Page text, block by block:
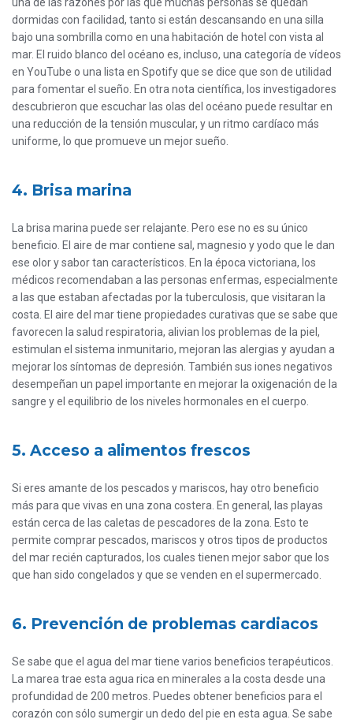
una de las razones por las que muchas personas se quedan
dormidas con facilidad, tanto si están descansando en una silla
bajo una sombrilla como en una habitación de hotel con vista al
mar. El ruido blanco del océano es, incluso, una categoría de vídeos
en YouTube o una lista en Spotify que se dice que son de utilidad
para fomentar el sueño. En otra nota científica, los investigadores
descubrieron que escuchar las olas del océano puede resultar en
una reducción de la tensión muscular, y un ritmo cardíaco más
uniforme, lo que promueve un mejor sueño.
4. Brisa marina
La brisa marina puede ser relajante. Pero ese no es su único
beneficio. El aire de mar contiene sal, magnesio y yodo que le dan
ese olor y sabor tan característicos. En la época victoriana, los
médicos recomendaban a las personas enfermas, especialmente
a las que estaban afectadas por la tuberculosis, que visitaran la
costa. El aire del mar tiene propiedades curativas que se sabe que
favorecen la salud respiratoria, alivian los problemas de la piel,
estimulan el sistema inmunitario, mejoran las alergias y ayudan a
mejorar los síntomas de depresión. También sus iones negativos
desempeñan un papel importante en mejorar la oxigenación de la
sangre y el equilibrio de los niveles hormonales en el cuerpo.
5. Acceso a alimentos frescos
Si eres amante de los pescados y mariscos, hay otro beneficio
más para que vivas en una zona costera. En general, las playas
están cerca de las caletas de pescadores de la zona. Esto te
permite comprar pescados, mariscos y otros tipos de productos
del mar recién capturados, los cuales tienen mejor sabor que los
que han sido congelados y que se venden en el supermercado.
6. Prevención de problemas cardiacos
Se sabe que el agua del mar tiene varios beneficios terapéuticos.
La marea trae esta agua rica en minerales a la costa desde una
profundidad de 200 metros. Puedes obtener beneficios para el
corazón con sólo sumergir un dedo del pie en esta agua. Se sabe